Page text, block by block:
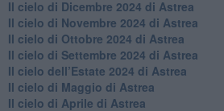
​Il cielo di Dicembre 2024 di Astrea
Il cielo di Novembre 2024 di Astrea
​Il cielo di Ottobre 2024 di Astrea
​Il cielo di Settembre 2024 di Astrea
Il cielo dell’Estate 2024 di Astrea
Il cielo di Maggio di Astrea
Il cielo di Aprile di Astrea